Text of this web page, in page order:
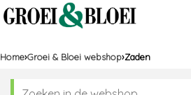
Home Groei & Bloei webshop Zaden